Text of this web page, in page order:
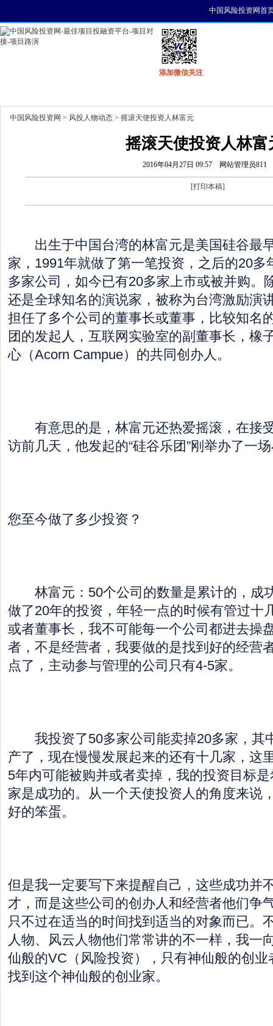
中国风险投资网首
添加微信关注
中国风险投资网 > 风投人物动态 > 摇滚天使投资人林富元
摇滚天使投资人林富
2016年04月27日 09:57 网站管理员811
[打印本稿]
出生于中国台湾的林富元是美国硅谷最
家，1991年就做了第一笔投资，之后的20多
多家公司，如今已有20多家上市或被并购。
还是全球知名的演说家，被称为台湾激励演
担任了多个公司的董事长或董事，比较知名
团的发起人，互联网实验室的副董事长，橡
心（Acorn Campue）的共同创办人。
有意思的是，林富元还热爱摇滚，在接
访前几天，他发起的“硅谷乐团”刚举办了一
您至今做了多少投资？
林富元：50个公司的数量是累计的，成
做了20年的投资，年轻一点的时候有管过十
或者董事长，我不可能每一个公司都进去操
者，不是经营者，我要做的是找到好的经营
点了，主动参与管理的公司只有4-5家。
我投资了50多家公司能卖掉20多家，其
产了，现在慢慢发展起来的还有十几家，这
5年内可能被购并或者卖掉，我的投资目标
家是成功的。从一个天使投资人的角度来说
好的笨蛋。
但是我一定要写下来提醒自己，这些成功并
才，而是这些公司的创办人和经营者他们争
只不过在适当的时间找到适当的对象而已。
人物、风云人物他们常常讲的不一样，我一
仙般的VC（风险投资），只有神仙般的创
找到这个神仙般的创业家。